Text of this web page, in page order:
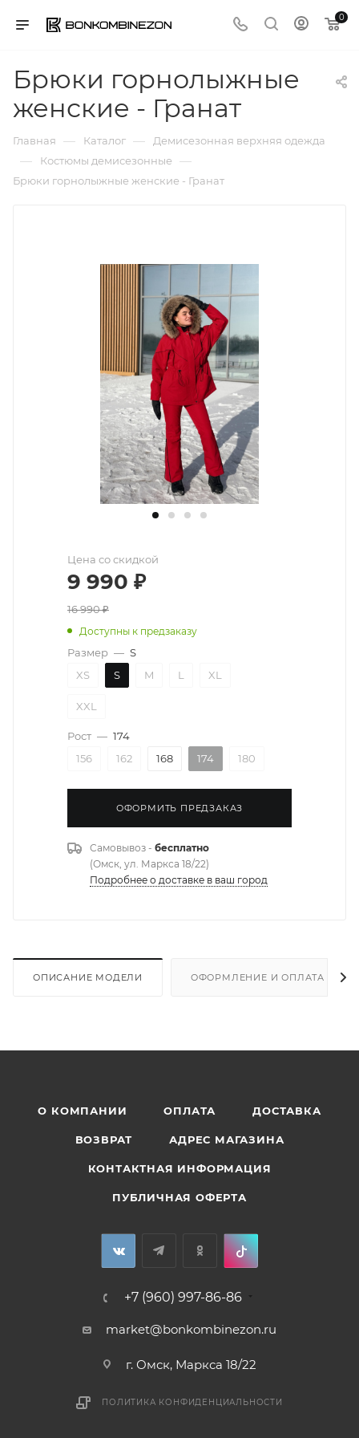
0
Брюки горнолыжные
женские - Гранат
Главная — Каталог — Демисезонная верхняя одежда
— Костюмы демисезонные —
Брюки горнолыжные женские - Гранат
Цена со скидкой
9 990 ₽
16 990₽
Доступны к предзаказу
Размер — S
XS
S M L XL
XXL
Рост — 174
156
162 168 174 180
ОФОРМИТЬ ПРЕДЗАКАЗ
Самовывоз - бесплатно
(Омск, ул. Маркса 18/22)
Подробнее о доставке в ваш город
ОПИСАНИЕ МОДЕЛИ ОФОРМЛЕНИЕ И ОПЛАТА
О КОМПАНИИ ОПЛАТА ДОСТАВКА
ВОЗВРАТ АДРЕС МАГАЗИНА
КОНТАКТНАЯ ИНФОРМАЦИЯ
ПУБЛИЧНАЯ ОФЕРТА
+7 (960) 997-86-86
market@bonkombinezon.ru
г. Омск, Маркса 18/22
ПОЛИТИКА КОНФИДЕНЦИАЛЬНОСТИ